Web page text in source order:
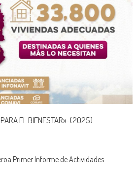
EL BIENESTAR»-(2025)
Primer Informe de Actividades